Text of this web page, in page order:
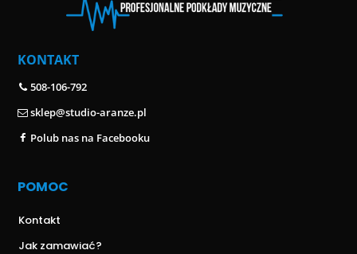
KONTAKT
508-106-792
sklep@studio-aranze.pl
Polub nas na Facebooku
POMOC
Kontakt
Jak zamawiać?